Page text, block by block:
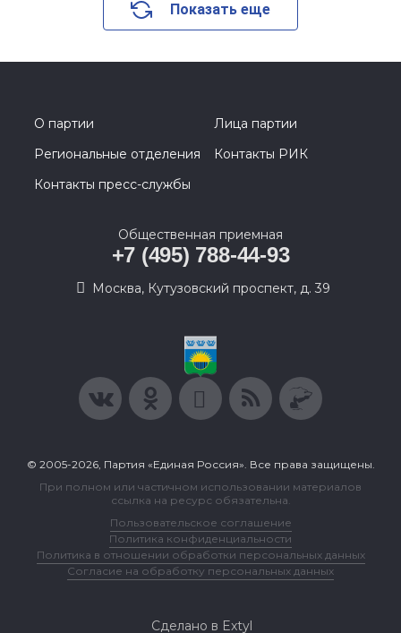
Показать еще
О партии
Лица партии
Региональные отделения
Контакты РИК
Контакты пресс-службы
Общественная приемная
+7 (495) 788-44-93
Москва, Кутузовский проспект, д. 39
© 2005-2026, Партия «Единая Россия». Все права защищены.
При полном или частичном использовании материалов
ссылка на ресурс обязательна.
Пользовательское соглашение
Политика конфиденциальности
Политика в отношении обработки персональных данных
Согласие на обработку персональных данных
Сделано в Extyl